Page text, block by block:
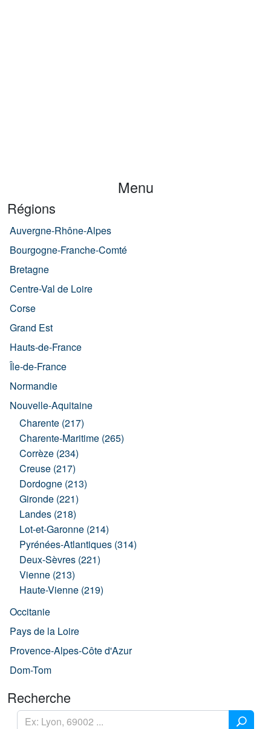
Menu
Régions
Auvergne-Rhône-Alpes
Bourgogne-Franche-Comté
Bretagne
Centre-Val de Loire
Corse
Grand Est
Hauts-de-France
Île-de-France
Normandie
Nouvelle-Aquitaine
Charente (217)
Charente-Maritime (265)
Corrèze (234)
Creuse (217)
Dordogne (213)
Gironde (221)
Landes (218)
Lot-et-Garonne (214)
Pyrénées-Atlantiques (314)
Deux-Sèvres (221)
Vienne (213)
Haute-Vienne (219)
Occitanie
Pays de la Loire
Provence-Alpes-Côte d'Azur
Dom-Tom
Recherche